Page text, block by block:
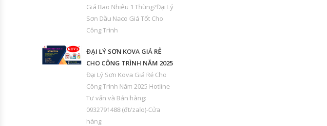
Giá Bao Nhiêu 1 Thùng?Đại Lý
Sơn Dầu Naco Giá Tốt Cho
Công Trình
ĐẠI LÝ SƠN KOVA GIÁ RẺ
CHO CÔNG TRÌNH NĂM 2025
Đại Lý Sơn Kova Giá Rẻ Cho
Công Trình Năm 2025 Hotline
Tư vấn và Bán hàng:
0932791488 (đt/zalo)-Cửa
hàng